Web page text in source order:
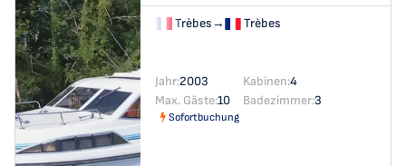
Trèbes→ Trèbes
Jahr:2003 Kabinen:4
Max. Gäste:10 Badezimmer:3
Sofortbuchung